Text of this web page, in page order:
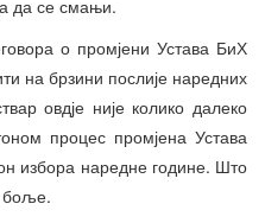
да се смањи.
о промјени Устава БиХ
на брзини послије наредних
овдје није колико далеко
процес промјена Устава
избора наредне године. Што
боље.